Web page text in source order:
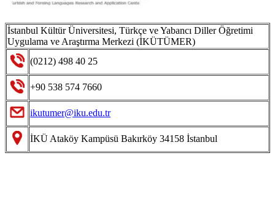
İstanbul Kültür Üniversitesi, Türkçe ve Yabancı Diller Öğretimi
Uygulama ve Araştırma Merkezi (İKÜTÜMER)
(0212) 498 40 25
+90 538 574 7660
ikutumer@iku.edu.tr
İKÜ Ataköy Kampüsü Bakırköy 34158 İstanbul